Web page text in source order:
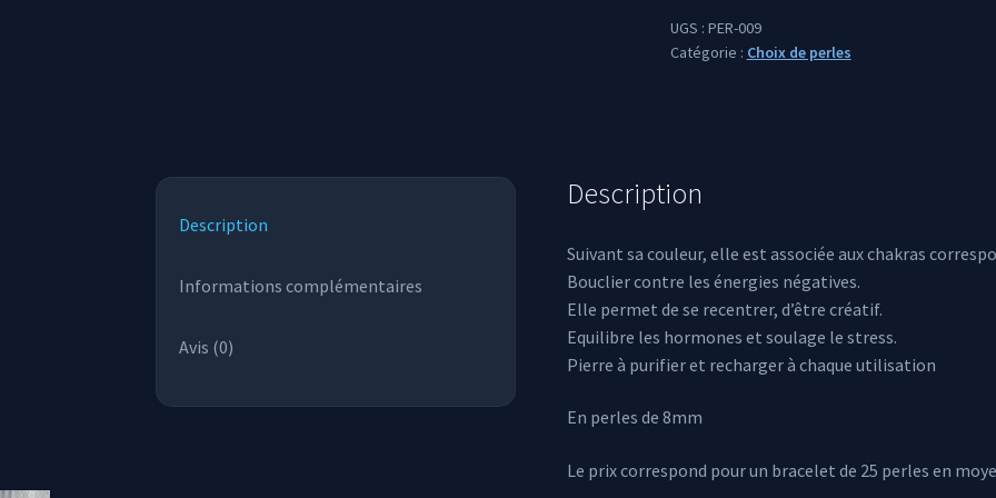
UGS : PER-009
Catégorie : Choix de perles
Description
Informations complémentaires
Avis (0)
Description
Suivant sa couleur, elle est associée aux chakras
Bouclier contre les énergies négatives.
Elle permet de se recentrer, d’être créatif.
Equilibre les hormones et soulage le stress.
Pierre à purifier et recharger à chaque utilisation
En perles de 8mm
Le prix correspond pour un bracelet de 25 perles en